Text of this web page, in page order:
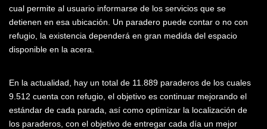
cual permite al usuario informarse de los servicios que se
detienen en esa ubicación. Un paradero puede contar o no con
refugio, la existencia dependerá en gran medida del espacio
disponible en la acera.
En la actualidad, hay un total de 11.889 paraderos de los cuales
9.512 cuenta con refugio, el objetivo es continuar mejorando el
estándar de cada parada, así como optimizar la localización de
los paraderos, con el objetivo de entregar cada día un mejor